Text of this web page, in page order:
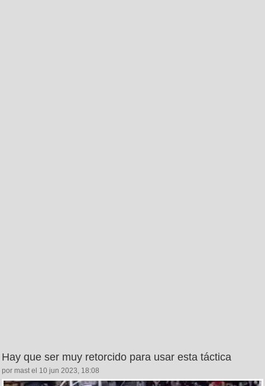
Hay que ser muy retorcido para usar esta táctica
por mast el 10 jun 2023, 18:08